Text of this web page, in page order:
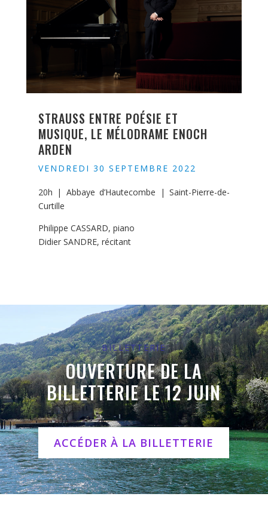
STRAUSS ENTRE POÉSIE ET
MUSIQUE, LE MÉLODRAME ENOCH
ARDEN
VENDREDI 30 SEPTEMBRE 2022
20h | Abbaye d’Hautecombe | Saint-Pierre-de-
Curtille
Philippe CASSARD, piano
Didier SANDRE, récitant
BILLETTERIE
OUVERTURE DE LA
BILLETTERIE LE 12 JUIN
ACCÉDER À LA BILLETTERIE